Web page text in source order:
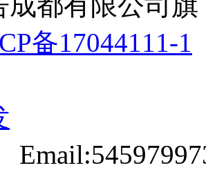
备17044111-1